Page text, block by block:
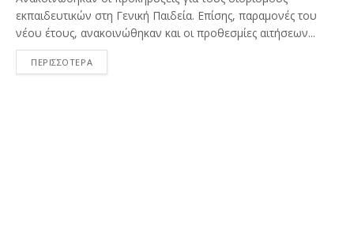
εκπαιδευτικών στη Γενική Παιδεία. Επίσης, παραμονές του
νέου έτους, ανακοινώθηκαν και οι προθεσμίες αιτήσεων...
ΠΕΡΙΣΣΟΤΕΡΑ